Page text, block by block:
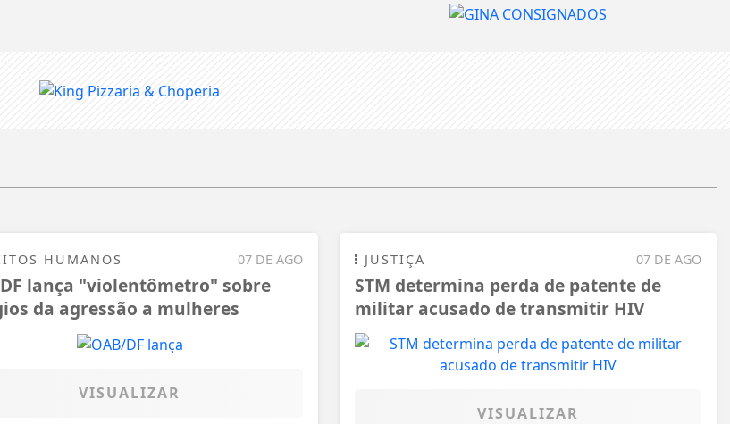
07 DE AGO
HUMANOS
lança "violentômetro" sobre
da agressão a mulheres
VISUALIZAR
07 DE AGO
JUSTIÇA
STM determina perda de patente de
militar acusado de transmitir HIV
VISUALIZAR